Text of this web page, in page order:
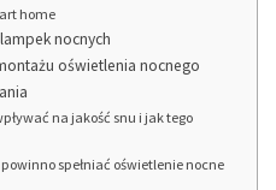
home
nocnych
oświetlenia nocnego
na jakość snu i jak tego
spełniać oświetlenie nocne